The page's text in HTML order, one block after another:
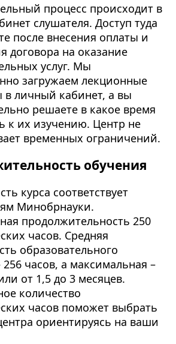
процесс происходит в
слушателя. Доступ туда
после внесения оплаты и
договора на оказание
услуг. Мы
загружаем лекционные
в личный кабинет, а вы
решаете в какое время
к их изучению. Центр не
временных ограничений.
обучения
курса соответствует
Минобрнауки.
продолжительность 250
часов. Средняя
образовательного
256 часов, а максимальная –
от 1,5 до 3 месяцев.
количество
часов поможет выбрать
ориентируясь на ваши